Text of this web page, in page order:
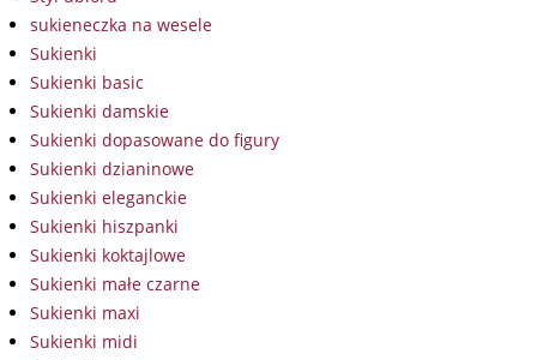
sukieneczka na wesele
Sukienki
Sukienki basic
Sukienki damskie
Sukienki dopasowane do figury
Sukienki dzianinowe
Sukienki eleganckie
Sukienki hiszpanki
Sukienki koktajlowe
Sukienki małe czarne
Sukienki maxi
Sukienki midi